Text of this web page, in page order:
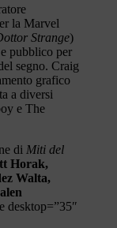
la Marvel
Strange)
pubblico per
segno. Craig
grafico
a diversi
e The
di Miti del
Horak,
Walta,
desktop=”35″